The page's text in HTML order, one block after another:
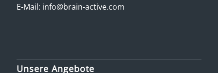
E-Mail: info@brain-active.com
Unsere Angebote